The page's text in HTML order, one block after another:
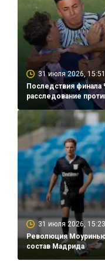
31 июля 2026, 15:51
Последствия
расследование
31 июля 2026, 15:23
Революция Моуринью
состав Мадрида